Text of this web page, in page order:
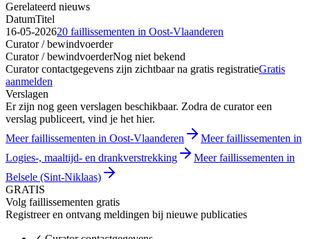
Gerelateerd nieuws
DatumTitel
16-05-202620 faillissementen in Oost-Vlaanderen
Curator / bewindvoerder
Curator / bewindvoerderNog niet bekend
Curator contactgegevens zijn zichtbaar na gratis registratieGratis
aanmelden
Verslagen
Er zijn nog geen verslagen beschikbaar. Zodra de curator een
verslag publiceert, vind je het hier.
Meer faillissementen in Oost-Vlaanderen
Meer faillissementen in
Logies-, maaltijd- en drankverstrekking
Meer faillissementen in
Belsele (Sint-Niklaas)
GRATIS
Volg faillissementen gratis
Registreer en ontvang meldingen bij nieuwe publicaties